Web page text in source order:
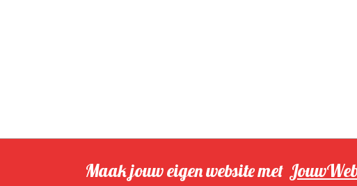
Maak jouw eigen website met JouwWeb